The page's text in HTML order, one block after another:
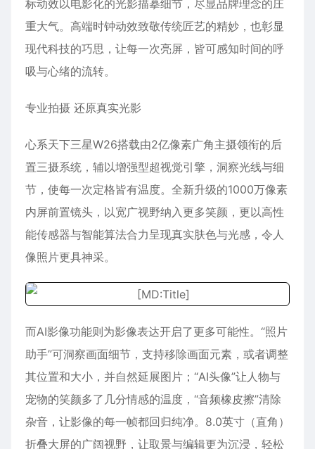
标动效以电影化的光影描摹细节，尽显品牌理念的庄
重大气。高端时钟动效致敬传统匠艺的精妙，也彰显
现代科技的巧思，让每一次亮屏，皆可感知时间的呼
吸与心绪的流转。
专业拍摄 还原真实光影
心系天下三星W26搭载由2亿像素广角主摄领衔的后
置三摄系统，辅以增强型超视觉引擎，洞察光线与细
节，使每一次定格皆有温度。全新升级的1000万像素
内屏前置镜头，以宽广视野纳入更多笑颜，更以高性
能传感器与智能算法合力呈现真实肤色与光感，令人
像照片更具神采。
而AI影像功能则为影像表达开启了更多可能性。“照片
助手”可洞察画面细节，支持移除画面元素，或者调整
其位置和大小，并自然延展图片；“AI头像”让人物与
宠物的笑颜多了几分情感的温度，“音频橡皮擦”清除
杂音，让影像的每一帧都回归纯净。8.0英寸（直角）
折叠大屏的广阔视野，让取景与编辑更为沉浸，轻松